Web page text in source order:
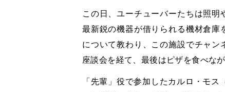
この日、ユーチューバーたちは照明
最新鋭の機器が借りられる機材倉庫
について教わり、この施設でチャ
座談会を経て、最後はピザを食べなが
「先輩」役で参加したカルロ・モ